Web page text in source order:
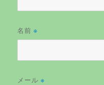
名前※
メール※